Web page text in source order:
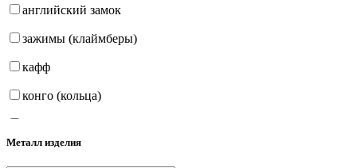
английский замок
зажимы (клаймберы)
кафф
конго (кольца)
Металл изделия